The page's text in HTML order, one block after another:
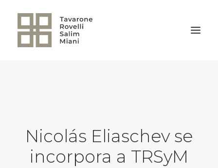
Nicolás Eliaschev se
incorpora a TRSyM